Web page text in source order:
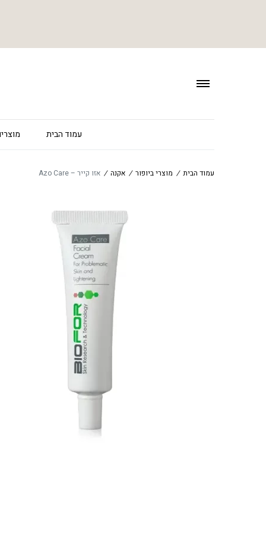
עמוד הבית
עמוד הבית / מוצרי ביופור / אקנה / אזו קייר – Azo Care